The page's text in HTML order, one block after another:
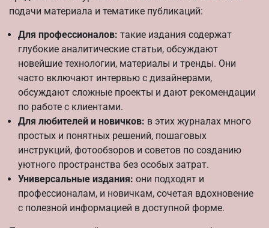
подачи материала и тематике публикаций:
Для профессионалов: такие издания содержат
глубокие аналитические статьи, обсуждают
новейшие технологии, материалы и тренды. Они
часто включают интервью с дизайнерами,
обсуждают сложные проекты и дают рекомендации
по работе с клиентами.
Для любителей и новичков: в этих журналах много
простых и понятных решений, пошаговых
инструкций, фотообзоров и советов по созданию
уютного пространства без особых затрат.
Универсальные издания: они подходят и
профессионалам, и новичкам, сочетая вдохновение
с полезной информацией в доступной форме.